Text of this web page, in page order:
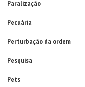
Paralização
Pecuária
Perturbação da ordem
Pesquisa
Pets